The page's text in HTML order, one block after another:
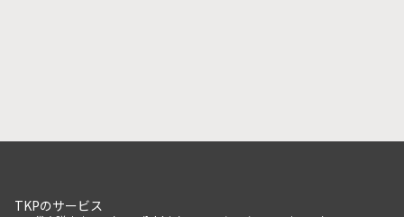
TKPのサービス